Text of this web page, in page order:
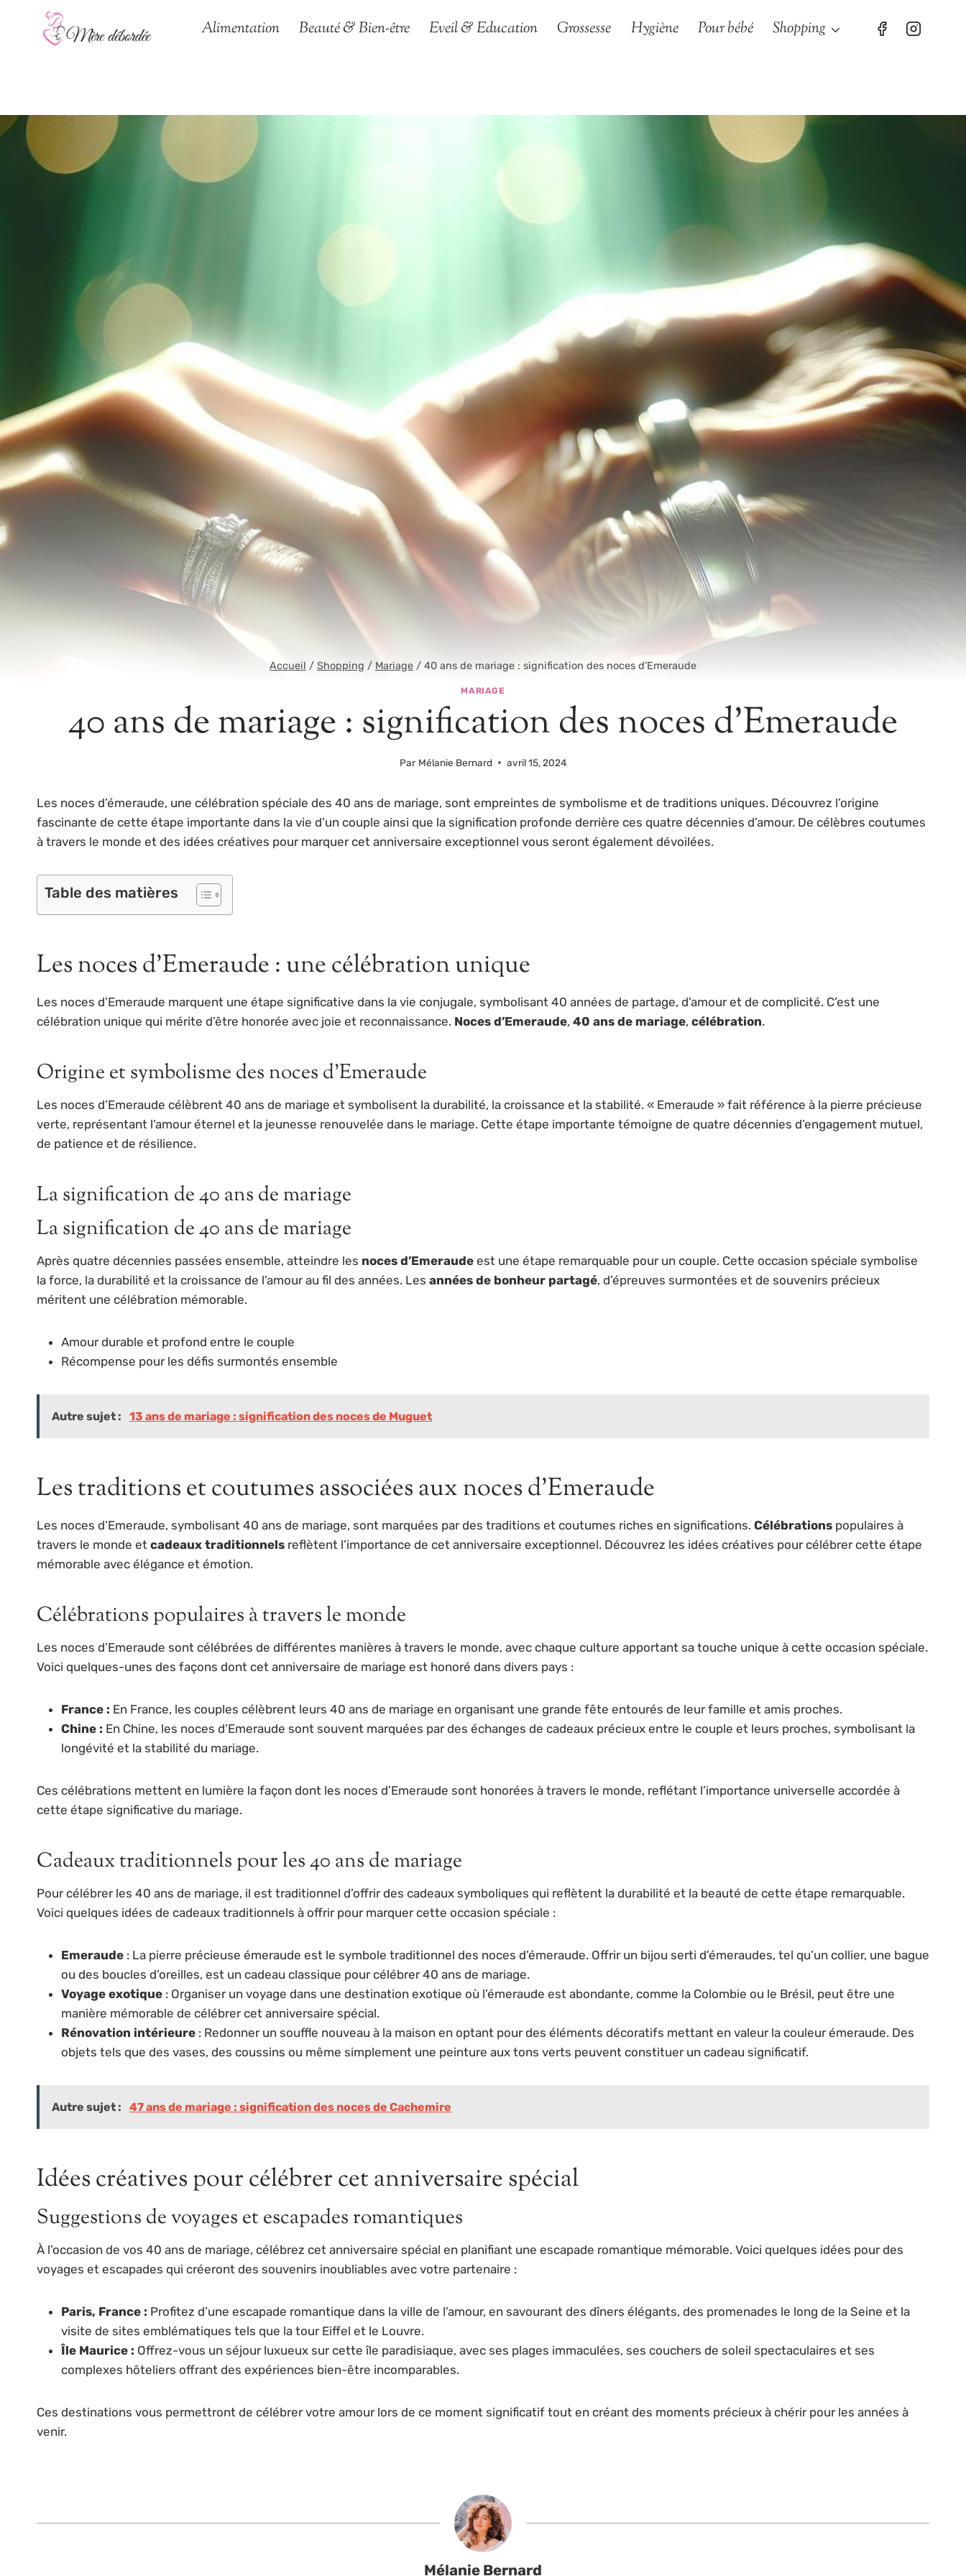
Alimentation Beauté & Bien-être Eveil & Education Grossesse Hygiène Pour bébé Shopping
Accueil / Shopping / Mariage / 40 ans de mariage : signification des noces d’Emeraude
MARIAGE
40 ans de mariage : signification des noces d’Emeraude
Par Mélanie Bernard avril 15, 2024
Les noces d’émeraude, une célébration spéciale des 40 ans de mariage, sont empreintes de symbolisme et de traditions uniques. Découvrez l’origine
fascinante de cette étape importante dans la vie d’un couple ainsi que la signification profonde derrière ces quatre décennies d’amour. De célèbres coutumes
à travers le monde et des idées créatives pour marquer cet anniversaire exceptionnel vous seront également dévoilées.
Table des matières
Les noces d’Emeraude : une célébration unique
Les noces d’Emeraude marquent une étape significative dans la vie conjugale, symbolisant 40 années de partage, d’amour et de complicité. C’est une
célébration unique qui mérite d’être honorée avec joie et reconnaissance. Noces d’Emeraude, 40 ans de mariage, célébration.
Origine et symbolisme des noces d’Emeraude
Les noces d’Emeraude célèbrent 40 ans de mariage et symbolisent la durabilité, la croissance et la stabilité. « Emeraude » fait référence à la pierre précieuse
verte, représentant l’amour éternel et la jeunesse renouvelée dans le mariage. Cette étape importante témoigne de quatre décennies d’engagement mutuel,
de patience et de résilience.
La signification de 40 ans de mariage
La signification de 40 ans de mariage
Après quatre décennies passées ensemble, atteindre les noces d’Emeraude est une étape remarquable pour un couple. Cette occasion spéciale symbolise
la force, la durabilité et la croissance de l’amour au fil des années. Les années de bonheur partagé, d’épreuves surmontées et de souvenirs précieux
méritent une célébration mémorable.
Amour durable et profond entre le couple
Récompense pour les défis surmontés ensemble
Autre sujet : 13 ans de mariage : signification des noces de Muguet
Les traditions et coutumes associées aux noces d’Emeraude
Les noces d’Emeraude, symbolisant 40 ans de mariage, sont marquées par des traditions et coutumes riches en significations. Célébrations populaires à
travers le monde et cadeaux traditionnels reflètent l’importance de cet anniversaire exceptionnel. Découvrez les idées créatives pour célébrer cette étape
mémorable avec élégance et émotion.
Célébrations populaires à travers le monde
Les noces d’Emeraude sont célébrées de différentes manières à travers le monde, avec chaque culture apportant sa touche unique à cette occasion spéciale.
Voici quelques-unes des façons dont cet anniversaire de mariage est honoré dans divers pays :
France : En France, les couples célèbrent leurs 40 ans de mariage en organisant une grande fête entourés de leur famille et amis proches.
Chine : En Chine, les noces d’Emeraude sont souvent marquées par des échanges de cadeaux précieux entre le couple et leurs proches, symbolisant la
longévité et la stabilité du mariage.
Ces célébrations mettent en lumière la façon dont les noces d’Emeraude sont honorées à travers le monde, reflétant l’importance universelle accordée à
cette étape significative du mariage.
Cadeaux traditionnels pour les 40 ans de mariage
Pour célébrer les 40 ans de mariage, il est traditionnel d’offrir des cadeaux symboliques qui reflètent la durabilité et la beauté de cette étape remarquable.
Voici quelques idées de cadeaux traditionnels à offrir pour marquer cette occasion spéciale :
Emeraude : La pierre précieuse émeraude est le symbole traditionnel des noces d’émeraude. Offrir un bijou serti d’émeraudes, tel qu’un collier, une bague
ou des boucles d’oreilles, est un cadeau classique pour célébrer 40 ans de mariage.
Voyage exotique : Organiser un voyage dans une destination exotique où l’émeraude est abondante, comme la Colombie ou le Brésil, peut être une
manière mémorable de célébrer cet anniversaire spécial.
Rénovation intérieure : Redonner un souffle nouveau à la maison en optant pour des éléments décoratifs mettant en valeur la couleur émeraude. Des
objets tels que des vases, des coussins ou même simplement une peinture aux tons verts peuvent constituer un cadeau significatif.
Autre sujet : 47 ans de mariage : signification des noces de Cachemire
Idées créatives pour célébrer cet anniversaire spécial
Suggestions de voyages et escapades romantiques
À l’occasion de vos 40 ans de mariage, célébrez cet anniversaire spécial en planifiant une escapade romantique mémorable. Voici quelques idées pour des
voyages et escapades qui créeront des souvenirs inoubliables avec votre partenaire :
Paris, France : Profitez d’une escapade romantique dans la ville de l’amour, en savourant des dîners élégants, des promenades le long de la Seine et la
visite de sites emblématiques tels que la tour Eiffel et le Louvre.
Île Maurice : Offrez-vous un séjour luxueux sur cette île paradisiaque, avec ses plages immaculées, ses couchers de soleil spectaculaires et ses
complexes hôteliers offrant des expériences bien-être incomparables.
Ces destinations vous permettront de célébrer votre amour lors de ce moment significatif tout en créant des moments précieux à chérir pour les années à
venir.
Mélanie Bernard